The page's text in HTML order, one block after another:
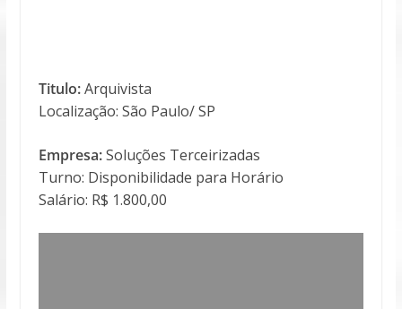
Titulo:Arquivista
Localização: São Paulo/ SP
Empresa:Soluções Terceirizadas
Turno: Disponibilidade para Horário
Salário: R$ 1.800,00